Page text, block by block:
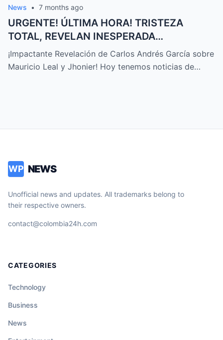
News • 7 months ago
URGENTE! ÚLTIMA HORA! TRISTEZA
TOTAL, REVELAN INESPERADA
DECLARACIÓN Sobre MAURICIO LEAL,
JHONIER… – HTT
¡Impactante Revelación de Carlos Andrés García sobre
Mauricio Leal y Jhonier! Hoy tenemos noticias de…
WP NEWS
Unofficial news and updates. All trademarks belong to
their respective owners.
contact@colombia24h.com
CATEGORIES
Technology
Business
News